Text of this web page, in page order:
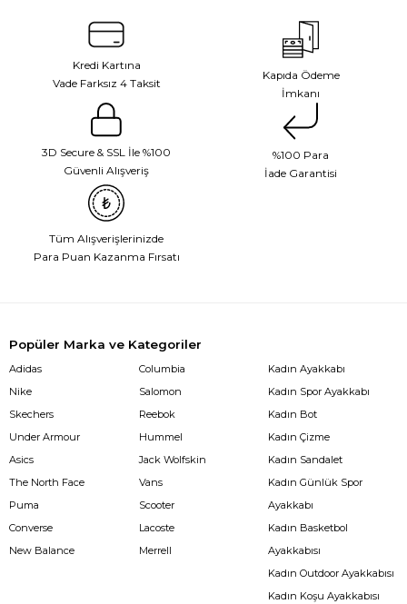
Kredi Kartına
Vade Farksız 4 Taksit
Kapıda Ödeme
İmkanı
3D Secure & SSL İle %100
Güvenli Alışveriş
%100 Para
İade Garantisi
Tüm Alışverişlerinizde
Para Puan Kazanma Fırsatı
Popüler Marka ve Kategoriler
Adidas
Nike
Skechers
Under Armour
Asics
The North Face
Puma
Converse
New Balance
Columbia
Salomon
Reebok
Hummel
Jack Wolfskin
Vans
Scooter
Lacoste
Merrell
Kadın Ayakkabı
Kadın Spor Ayakkabı
Kadın Bot
Kadın Çizme
Kadın Sandalet
Kadın Günlük Spor
Ayakkabı
Kadın Basketbol
Ayakkabısı
Kadın Outdoor Ayakkabısı
Kadın Koşu Ayakkabısı